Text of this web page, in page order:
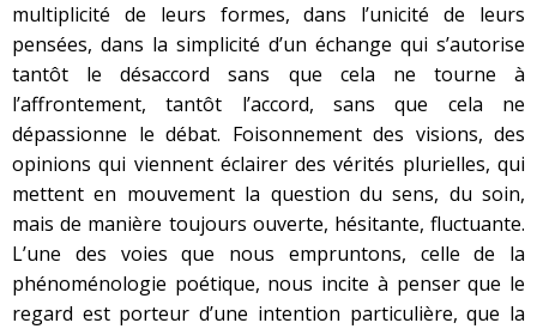
multiplicité de leurs formes, dans l’unicité de leurs
pensées, dans la simplicité d’un échange qui s’autorise
tantôt le désaccord sans que cela ne tourne à
l’affrontement, tantôt l’accord, sans que cela ne
dépassionne le débat. Foisonnement des visions, des
opinions qui viennent éclairer des vérités plurielles, qui
mettent en mouvement la question du sens, du soin,
mais de manière toujours ouverte, hésitante, fluctuante.
L’une des voies que nous empruntons, celle de la
phénoménologie poétique, nous incite à penser que le
regard est porteur d’une intention particulière, que la